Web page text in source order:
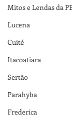
Mitos e Lendas da
Lucena
Cuité
Itacoatiara
Sertão
Parahyba
Frederica